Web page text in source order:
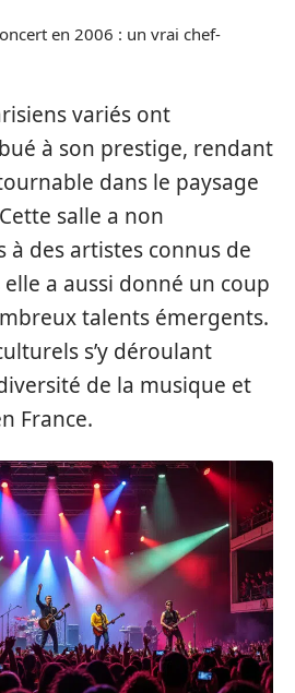
en 2006 : un vrai chef-
variés ont
à son prestige, rendant
dans le paysage
salle a non
à des artistes connus de
a aussi donné un coup
talents émergents.
s’y déroulant
de la musique et
France.